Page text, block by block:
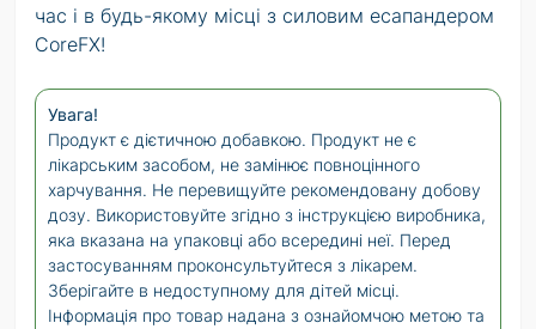
час і в будь-якому місці з силовим есапандером
CoreFX!
Увага!
Продукт є дієтичною добавкою. Продукт не є
лікарським засобом, не замінює повноцінного
харчування. Не перевищуйте рекомендовану добову
дозу. Використовуйте згідно з інструкцією виробника,
яка вказана на упаковці або всередині неї. Перед
застосуванням проконсультуйтеся з лікарем.
Зберігайте в недоступному для дітей місці.
Інформація про товар надана з ознайомчою метою та